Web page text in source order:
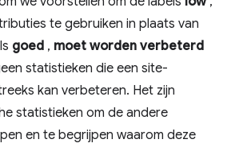
te gebruiken in plaats van
goed , moet worden verbeterd
statistieken die een site-
kan verbeteren. Het zijn
statistieken om de andere
en te begrijpen waarom deze